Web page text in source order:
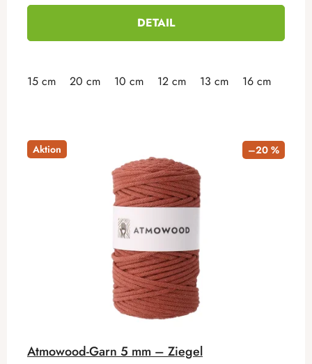
DETAIL
15 cm 20 cm 10 cm 12 cm 13 cm 16 cm
Aktion –20 %
Atmowood-Garn 5 mm – Ziegel